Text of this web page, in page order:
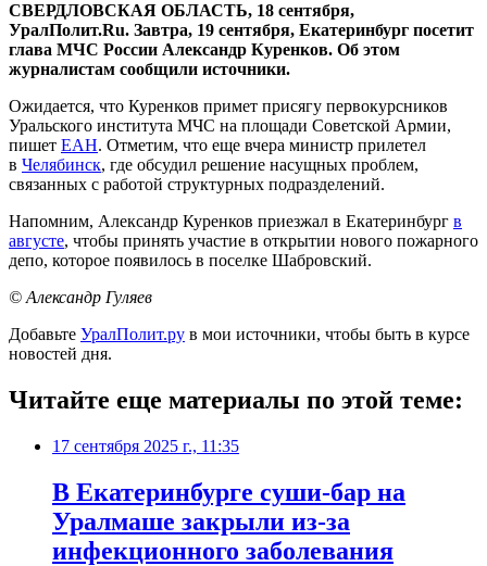
СВЕРДЛОВСКАЯ ОБЛАСТЬ, 18 сентября,
УралПолит.Ru. Завтра, 19 сентября, Екатеринбург посетит
глава МЧС России Александр Куренков. Об этом
журналистам сообщили источники.
Ожидается, что Куренков примет присягу первокурсников
Уральского института МЧС на площади Советской Армии,
пишет ЕАН. Отметим, что еще вчера министр прилетел
в Челябинск, где обсудил решение насущных проблем,
связанных с работой структурных подразделений.
Напомним, Александр Куренков приезжал в Екатеринбург в
августе, чтобы принять участие в открытии нового пожарного
депо, которое появилось в поселке Шабровский.
© Александр Гуляев
Добавьте УралПолит.ру в мои источники, чтобы быть в курсе
новостей дня.
Читайте еще материалы по этой теме:
17 сентября 2025 г., 11:35
В Екатеринбурге суши-бар на
Уралмаше закрыли из-за
инфекционного заболевания